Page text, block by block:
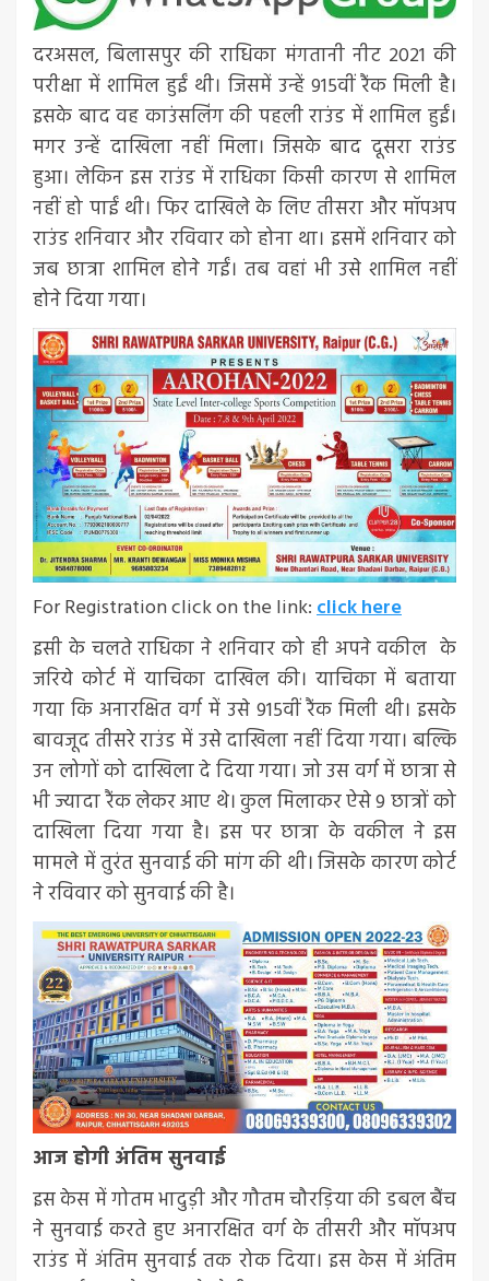
दरअसल, बिलासपुर की राधिका मंगतानी नीट 2021 की
परीक्षा में शामिल हुईं थी। जिसमें उन्हें 915वीं रैंक मिली है।
इसके बाद वह काउंसलिंग की पहली राउंड में शामिल हुईं।
मगर उन्हें दाखिला नहीं मिला। जिसके बाद दूसरा राउंड
हुआ। लेकिन इस राउंड में राधिका किसी कारण से शामिल
नहीं हो पाईं थी। फिर दाखिले के लिए तीसरा और मॉपअप
राउंड शनिवार और रविवार को होना था। इसमें शनिवार को
जब छात्रा शामिल होने गईं। तब वहां भी उसे शामिल नहीं
होने दिया गया।
For Registration click on the link:click here
इसी के चलते राधिका ने शनिवार को ही अपने वकील के
जरिये कोर्ट में याचिका दाखिल की। याचिका में बताया
गया कि अनारक्षित वर्ग में उसे 915वीं रैंक मिली थी। इसके
बावजूद तीसरे राउंड में उसे दाखिला नहीं दिया गया। बल्कि
उन लोगों को दाखिला दे दिया गया। जो उस वर्ग में छात्रा से
भी ज्यादा रैंक लेकर आए थे। कुल मिलाकर ऐसे 9 छात्रों को
दाखिला दिया गया है। इस पर छात्रा के वकील ने इस
मामले में तुरंत सुनवाई की मांग की थी। जिसके कारण कोर्ट
ने रविवार को सुनवाई की है।
आज होगी अंतिम सुनवाई
इस केस में गोतम भादुड़ी और गौतम चौरड़िया की डबल बैंच
ने सुनवाई करते हुए अनारक्षित वर्ग के तीसरी और मॉपअप
राउंड में अंतिम सुनवाई तक रोक दिया। इस केस में अंतिम